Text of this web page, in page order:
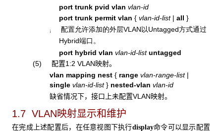
port trunk pvid vlan vlan-id
port trunk permit vlan { vlan-id-list | all }
¡ 配置允许添加的外层VLAN以Untagged方式通过
Hybrid端口。
port hybrid vlan vlan-id-listuntagged
(5) 配置1:2 VLAN映射。
vlan mapping nest {rangevlan-range-list |
singlevlan-id-list } nested-vlan vlan-id
缺省情况下，接口上未配置VLAN映射。
1.7 VLAN映射显示和维护
在完成上述配置后，在任意视图下执行display命令可以显示配置